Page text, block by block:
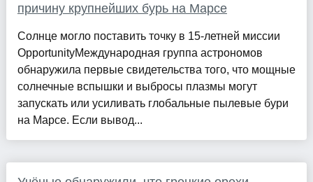
причину крупнейших бурь на Марсе
Солнце могло поставить точку в 15-летней миссии
OpportunityМеждународная группа астрономов
обнаружила первые свидетельства того, что мощные
солнечные вспышки и выбросы плазмы могут
запускать или усиливать глобальные пылевые бури
на Марсе. Если вывод...